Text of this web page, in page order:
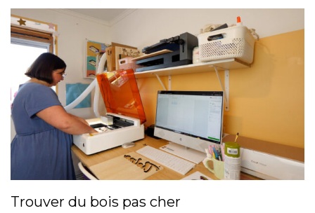
Trouver du bois pas cher